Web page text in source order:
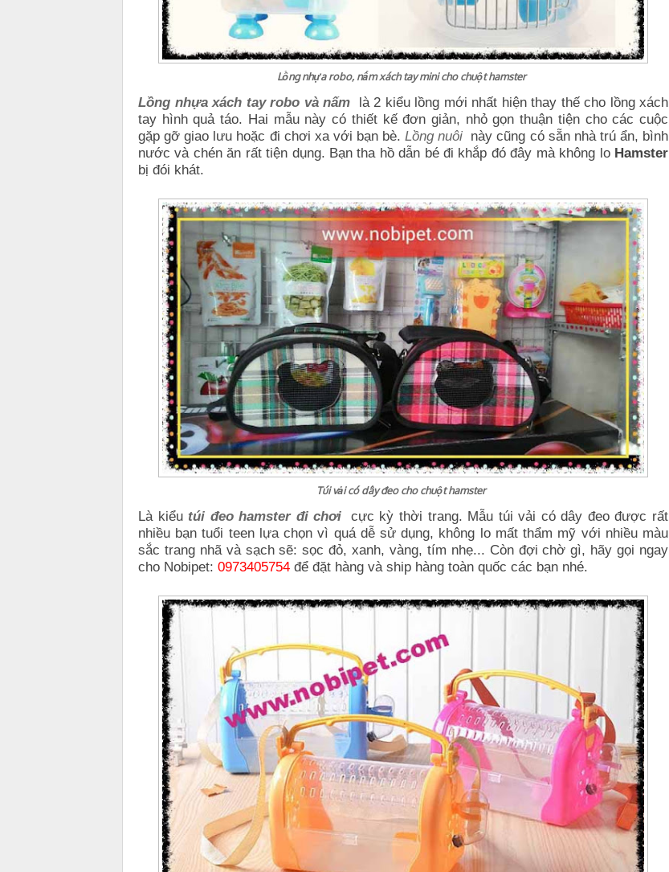
Lồng nhựa robo, nấm xách tay mini cho chuột hamster
Lồng nhựa xách tay robo và nấm là 2 kiểu lồng mới nhất hiện thay thế cho lồng xách
tay hình quả táo. Hai mẫu này có thiết kế đơn giản, nhỏ gọn thuận tiện cho các cuộc
gặp gỡ giao lưu hoặc đi chơi xa với bạn bè.Lồng nuôi này cũng có sẵn nhà trú ẩn, bình
nước và chén ăn rất tiện dụng. Bạn tha hồ dẫn bé đi khắp đó đây mà không lo Hamster
bị đói khát.
Túi vải có dây đeo cho chuột hamster
Là kiểu túi đeo hamster đi chơi cực kỳ thời trang. Mẫu túi vải có dây đeo được rất
nhiều bạn tuổi teen lựa chọn vì quá dễ sử dụng, không lo mất thẩm mỹ với nhiều màu
sắc trang nhã và sạch sẽ: sọc đỏ, xanh, vàng, tím nhẹ... Còn đợi chờ gì, hãy gọi ngay
cho Nobipet: 0973405754 để đặt hàng và ship hàng toàn quốc các bạn nhé.